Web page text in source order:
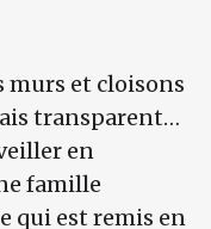
murs et cloisons
transparent…
en
famille
qui est remis en